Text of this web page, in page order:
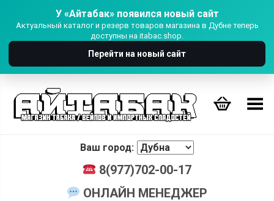
У «Айтабак» появился новый сайт
Актуальный каталог и резерв товаров магазина в Дубне теперь
доступны на itabac.shop.
Перейти на новый сайт
Переключить Меню
Ваш город:
8(977)702-00-17
ОНЛАЙН МЕНЕДЖЕР